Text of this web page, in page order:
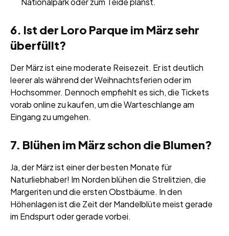
6. Ist der Loro Parque im März sehr
überfüllt?
Der März ist eine moderate Reisezeit. Er ist deutlich
leerer als während der Weihnachtsferien oder im
Hochsommer. Dennoch empfiehlt es sich, die Tickets
vorab online zu kaufen, um die Warteschlange am
Eingang zu umgehen.
7. Blühen im März schon die Blumen?
Ja, der März ist einer der besten Monate für
Naturliebhaber! Im Norden blühen die Strelitzien, die
Margeriten und die ersten Obstbäume. In den
Höhenlagen ist die Zeit der Mandelblüte meist gerade
im Endspurt oder gerade vorbei.